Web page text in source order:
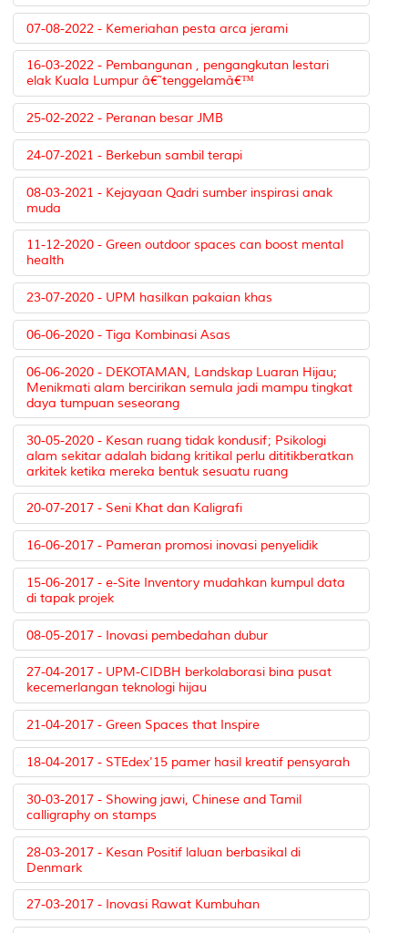
07-08-2022 - Kemeriahan pesta arca jerami
16-03-2022 - Pembangunan , pengangkutan lestari
elak Kuala Lumpur â€˜tenggelamâ€™
25-02-2022 - Peranan besar JMB
24-07-2021 - Berkebun sambil terapi
08-03-2021 - Kejayaan Qadri sumber inspirasi anak
muda
11-12-2020 - Green outdoor spaces can boost mental
health
23-07-2020 - UPM hasilkan pakaian khas
06-06-2020 - Tiga Kombinasi Asas
06-06-2020 - DEKOTAMAN, Landskap Luaran Hijau;
Menikmati alam bercirikan semula jadi mampu tingkat
daya tumpuan seseorang
30-05-2020 - Kesan ruang tidak kondusif; Psikologi
alam sekitar adalah bidang kritikal perlu dititikberatkan
arkitek ketika mereka bentuk sesuatu ruang
20-07-2017 - Seni Khat dan Kaligrafi
16-06-2017 - Pameran promosi inovasi penyelidik
15-06-2017 - e-Site Inventory mudahkan kumpul data
di tapak projek
08-05-2017 - Inovasi pembedahan dubur
27-04-2017 - UPM-CIDBH berkolaborasi bina pusat
kecemerlangan teknologi hijau
21-04-2017 - Green Spaces that Inspire
18-04-2017 - STEdex'15 pamer hasil kreatif pensyarah
30-03-2017 - Showing jawi, Chinese and Tamil
calligraphy on stamps
28-03-2017 - Kesan Positif laluan berbasikal di
Denmark
27-03-2017 - Inovasi Rawat Kumbuhan